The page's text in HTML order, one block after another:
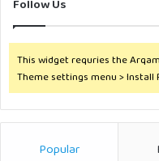
Follow Us
This widget requries the
Theme settings menu > Install
Popular